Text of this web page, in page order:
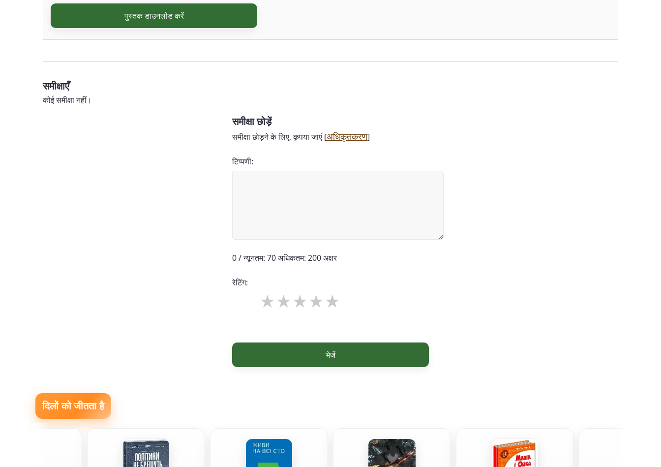
पुस्तक डाउनलोड करें
समीक्षाएँ
कोई समीक्षा नहीं।
समीक्षा छोड़ें
समीक्षा छोड़ने के लिए, कृपया जाएं [अधिकृतकरण]
टिप्पणी:
0 / न्यूनतम: 70 अधिकतम: 200 अक्षर
रेटिंग:
भेजें
दिलों को जीतता है